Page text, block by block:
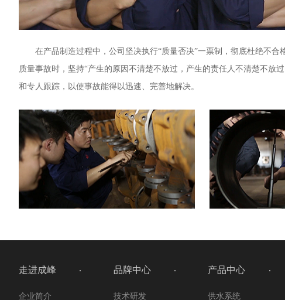
在产品制造过程中，公司坚决执行“质量否决”一票制，彻底杜绝不
质量事故时，坚持“产生的原因不清楚不放过，产生的责任人不清楚不放
和专人跟踪，以使事故能得以迅速、完善地解决。
走进成峰
企业简介
品牌中心
技术研发
产品中心
供水系统